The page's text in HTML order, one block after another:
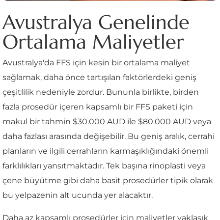
Avustralya Genelinde
Ortalama Maliyetler
Avustralya'da FFS için kesin bir ortalama maliyet
sağlamak, daha önce tartışılan faktörlerdeki geniş
çeşitlilik nedeniyle zordur. Bununla birlikte, birden
fazla prosedür içeren kapsamlı bir FFS paketi için
makul bir tahmin $30.000 AUD ile $80.000 AUD veya
daha fazlası arasında değişebilir. Bu geniş aralık, cerrahi
planların ve ilgili cerrahların karmaşıklığındaki önemli
farklılıkları yansıtmaktadır. Tek başına rinoplasti veya
çene büyütme gibi daha basit prosedürler tipik olarak
bu yelpazenin alt ucunda yer alacaktır.
Daha az kapsamlı prosedürler için maliyetler yaklaşık